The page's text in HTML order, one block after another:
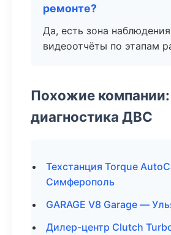
ремонте?
Да, есть зона
видеоотчёты по этапам
Похожие
диагностика ДВС
Техстанция Torque
Симферополь
GARAGE V8 Garage —
Дилер-центр Clutch